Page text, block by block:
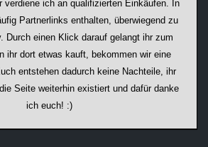
verdiene ich an qualifizierten Einkäufen. In
Partnerlinks enthalten, überwiegend zu
Durch einen Klick darauf ge­lan­gt ihr zum
ihr dort etwas kauft, bekommen wir ei­ne
entstehen dadurch keine Nachteile, ihr
Seite weiterhin existiert und dafür danke
ich euch! :)